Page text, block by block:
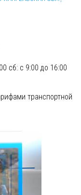
сб: с 9:00 до 16:00
транспортной